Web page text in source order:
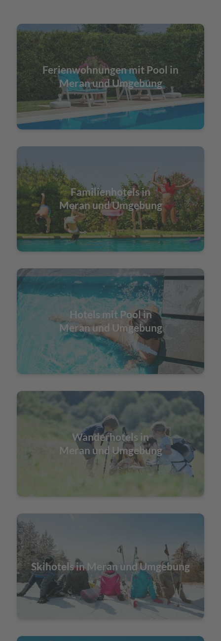
Ferienwohnungen mit Pool in
Meran und Umgebung
Familienhotels in
Meran und Umgebung
Hotels mit Pool in
Meran und Umgebung
Wanderhotels in
Meran und Umgebung
Skihotels in Meran und Umgebung